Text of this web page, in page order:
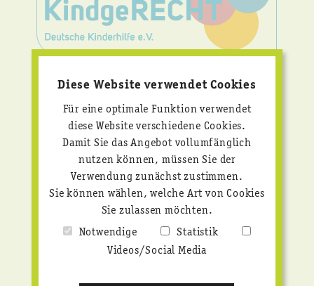
KINDERRECHTE
KONSEQUENT
UMSETZEN!
Wir bieten praxisnahe Fortbildungen und setzen
uns mit klaren Forderungen für starken
Kinderschutz und echte Kinderrechte ein.
Mehr erfahren
Diese Website verwendet Cookies
Für eine optimale Funktion verwendet
diese Website verschiedene Cookies.
Damit Sie das Angebot vollumfänglich
nutzen können, müssen Sie der
Verwendung zunächst zustimmen.
Sie können wählen, welche Art von Cookies
Sie zulassen möchten.
Notwendige
Statistik
Videos/Social Media